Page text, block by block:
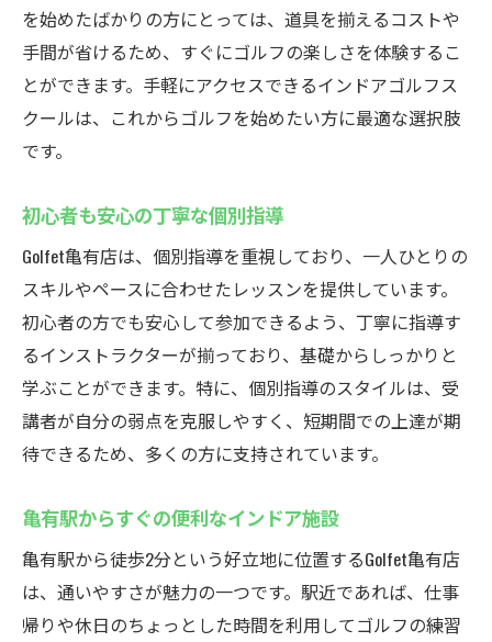
を始めたばかりの方にとっては、道具を揃えるコストや
手間が省けるため、すぐにゴルフの楽しさを体験するこ
とができます。手軽にアクセスできるインドアゴルフス
クールは、これからゴルフを始めたい方に最適な選択肢
です。
初心者も安心の丁寧な個別指導
Golfet亀有店は、個別指導を重視しており、一人ひとりの
スキルやペースに合わせたレッスンを提供しています。
初心者の方でも安心して参加できるよう、丁寧に指導す
るインストラクターが揃っており、基礎からしっかりと
学ぶことができます。特に、個別指導のスタイルは、受
講者が自分の弱点を克服しやすく、短期間での上達が期
待できるため、多くの方に支持されています。
亀有駅からすぐの便利なインドア施設
亀有駅から徒歩2分という好立地に位置するGolfet亀有店
は、通いやすさが魅力の一つです。駅近であれば、仕事
帰りや休日のちょっとした時間を利用してゴルフの練習